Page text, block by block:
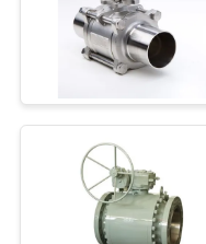
válvula
aço